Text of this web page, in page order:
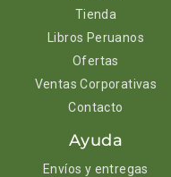
Tienda
Libros Peruanos
Ofertas
Ventas Corporativas
Contacto
Ayuda
Envíos y entregas